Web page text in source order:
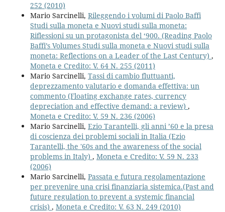
252 (2010)
Mario Sarcinelli, Rileggendo i volumi di Paolo Baffi
Studi sulla moneta e Nuovi studi sulla moneta:
Riflessioni su un protagonista del ‘900. (Reading Paolo
Baffi’s Volumes Studi sulla moneta e Nuovi studi sulla
moneta: Reflections on a Leader of the Last Century) ,
Moneta e Credito: V. 64 N. 255 (2011)
Mario Sarcinelli, Tassi di cambio fluttuanti,
deprezzamento valutario e domanda effettiva: un
commento (Floating exchange rates, currency
depreciation and effective demand: a review) ,
Moneta e Credito: V. 59 N. 236 (2006)
Mario Sarcinelli, Ezio Tarantelli, gli anni ’60 e la presa
di coscienza dei problemi sociali in Italia (Ezio
Tarantelli, the '60s and the awareness of the social
problems in Italy) , Moneta e Credito: V. 59 N. 233
(2006)
Mario Sarcinelli, Passata e futura regolamentazione
per prevenire una crisi finanziaria sistemica.(Past and
future regulation to prevent a systemic financial
crisis) , Moneta e Credito: V. 63 N. 249 (2010)